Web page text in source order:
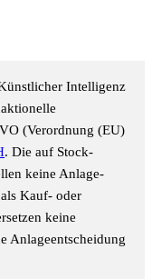
Intelligenz
(Verordnung (EU)
. Die auf Stock-
keine Anlage-
Kauf- oder
keine
Anlageentscheidung